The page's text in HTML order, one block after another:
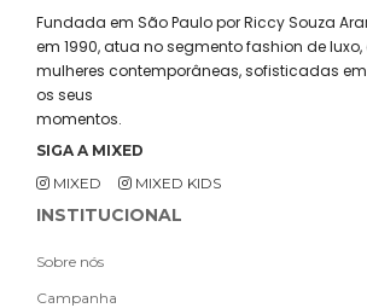
Fundada em São Paulo por Riccy Souza
em 1990, atua no segmento fashion de luxo,
mulheres contemporâneas, sofisticadas
os seus
momentos.
SIGA A MIXED
MIXED
MIXED KIDS
INSTITUCIONAL
Sobre nós
Campanha